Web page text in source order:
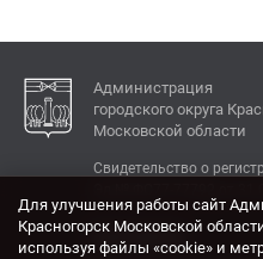
Администрация
городского округа
Московской области
Свидетельство о
КОНТАКТЫ
Для улучшения работы сайт
Красногорск Московской
используя файлы «cookie» и